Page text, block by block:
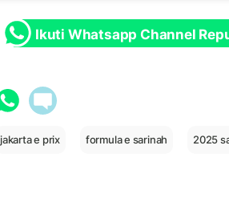
Ikuti Whatsapp Channel
jakarta e prix formula e sarinah 2025